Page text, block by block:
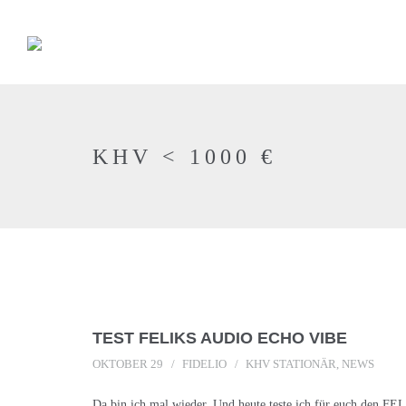
KHV < 1000 €
TEST FELIKS AUDIO ECHO VIBE
OKTOBER 29 FIDELIO KHV STATIONÄR, NEWS